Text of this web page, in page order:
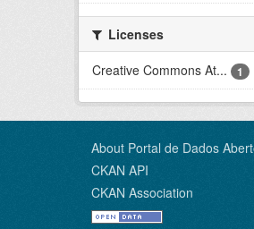
Licenses
Creative Commons At...
1
About Portal de Dados
CKAN API
CKAN Association